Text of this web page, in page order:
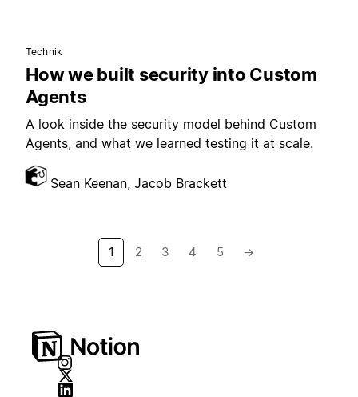
Technik
How we built security into Custom
Agents
A look inside the security model behind Custom
Agents, and what we learned testing it at scale.
Sean Keenan, Jacob Brackett
1 2 3 4 5 →